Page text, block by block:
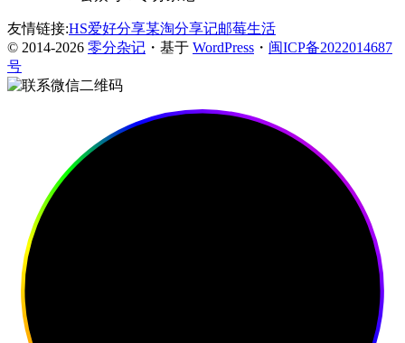
友情链接:HS爱好分享某淘分享记邮莓生活
© 2014-2026 零分杂记 ・基于 WordPress ・ 闽ICP备2022014687
号